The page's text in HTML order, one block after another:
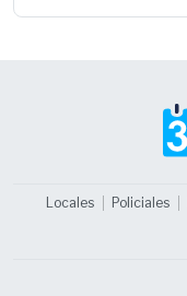
Locales Policiales